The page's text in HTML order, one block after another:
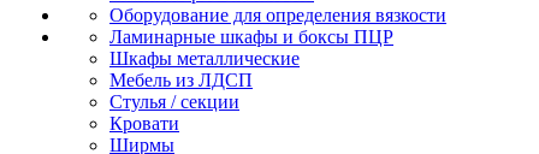
Оборудование для определения вязкости
Ламинарные шкафы и боксы ПЦР
Шкафы металлические
Мебель из ЛДСП
Стулья / секции
Кровати
Ширмы